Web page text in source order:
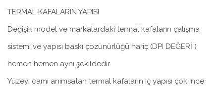
TERMAL KAFALARIN YAPISI
Değişik model ve markalardaki termal kafaların çalışma
sistemi ve yapısı baskı çözünürlüğü hariç (DPI DEĞERİ )
hemen hemen aynı şekildedir.
Yüzeyi camı anımsatan termal kafaların iç yapısı çok ince